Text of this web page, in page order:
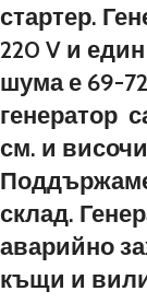
стартер.
220 V и
шума е 69-
генератор
см. и
склад.
аварийно
къщи и